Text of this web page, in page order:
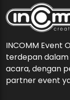
INCOMM Event
terdepan
acara, dengan
partner event